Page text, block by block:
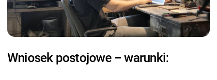
Wniosek postojowe – warunki: